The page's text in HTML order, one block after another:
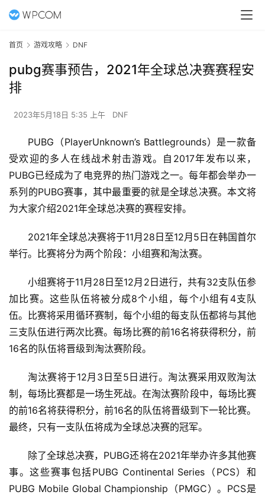
首页 游戏攻略 DNF
pubg赛事预告，2021年全球总决赛赛程安
排
2023年5月18日 5:35 上午 DNF
PUBG（PlayerUnknown’s Battlegrounds）是一款备
受欢迎的多人在线战术射击游戏。自2017年发布以来，
PUBG已经成为了电竞界的热门游戏之一。每年都会举办一
系列的PUBG赛事，其中最重要的就是全球总决赛。本文将
为大家介绍2021年全球总决赛的赛程安排。
2021年全球总决赛将于11月28日至12月5日在韩国首尔
举行。比赛将分为两个阶段：小组赛和淘汰赛。
小组赛将于11月28日至12月2日进行，共有32支队伍参
加比赛。这些队伍将被分成8个小组，每个小组有4支队
伍。比赛将采用循环赛制，每个小组的每支队伍都将与其他
三支队伍进行两次比赛。每场比赛的前16名将获得积分，前
16名的队伍将晋级到淘汰赛阶段。
淘汰赛将于12月3日至5日进行。淘汰赛采用双败淘汰
制，每场比赛都是一场生死战。在淘汰赛阶段中，每场比赛
的前16名将获得积分，前16名的队伍将晋级到下一轮比赛。
最终，只有一支队伍将成为全球总决赛的冠军。
除了全球总决赛，PUBG还将在2021年举办许多其他赛
事。这些赛事包括PUBG Continental Series（PCS）和
PUBG Mobile Global Championship（PMGC）。PCS是